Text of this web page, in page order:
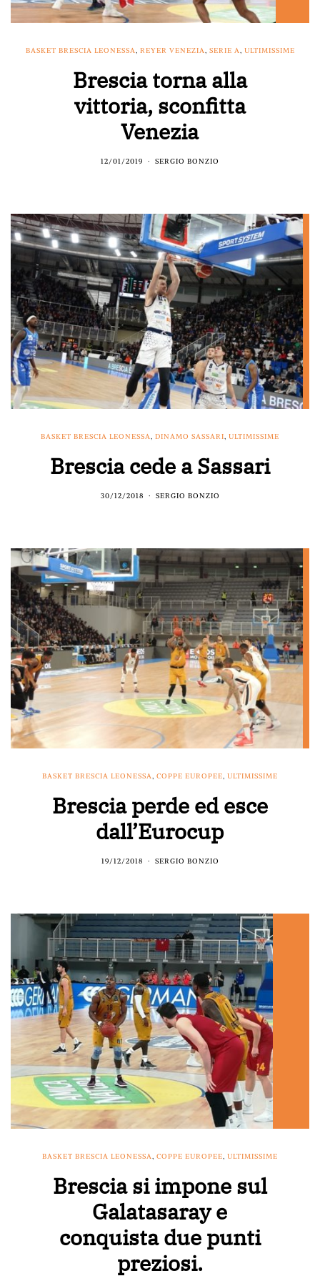
BASKET BRESCIA LEONESSA, REYER VENEZIA, SERIE A, ULTIMISSIME
Brescia torna alla
vittoria, sconfitta
Venezia
12/01/2019 SERGIO BONZIO
BASKET BRESCIA LEONESSA, DINAMO SASSARI, ULTIMISSIME
Brescia cede a Sassari
30/12/2018 SERGIO BONZIO
BASKET BRESCIA LEONESSA, COPPE EUROPEE, ULTIMISSIME
Brescia perde ed esce
dall’Eurocup
19/12/2018 SERGIO BONZIO
BASKET BRESCIA LEONESSA COPPE EUROPEE ULTIMISSIME
Brescia si impone sul
Galatasaray e
conquista due punti
preziosi.